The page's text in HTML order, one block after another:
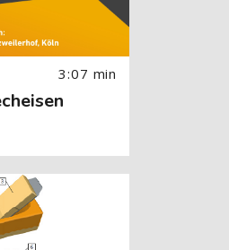
3:07 min
überspringen